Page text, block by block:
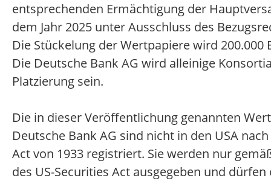
entsprechenden Ermächtigung der
dem Jahr 2025 unter Ausschluss des
Die Stückelung der Wertpapiere wird 200.000
Die Deutsche Bank AG wird alleinige
Platzierung sein.
Die in dieser Veröffentlichung genannten
Deutsche Bank AG sind nicht in den USA
Act von 1933 registriert. Sie werden nur
des US-Securities Act ausgegeben und dürfen